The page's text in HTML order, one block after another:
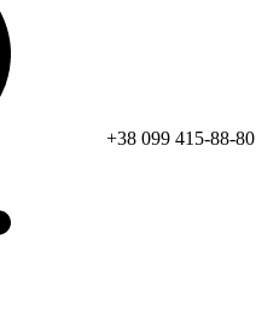
+38 099 415-88-80